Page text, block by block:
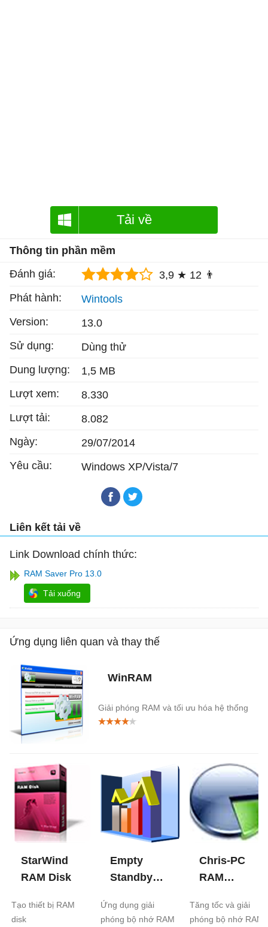
Tải về
Thông tin phần mềm
Đánh giá:
3,9 ★ 12 👨
Phát hành:
Wintools
Version:
13.0
Sử dụng:
Dùng thử
Dung lượng:
1,5 MB
Lượt xem:
8.330
Lượt tải:
8.082
Ngày:
29/07/2014
Yêu cầu:
Windows XP/Vista/7
Liên kết tải về
Link Download chính thức:
RAM Saver Pro 13.0
Tải xuống
Ứng dụng liên quan và thay thế
WinRAM
Giải phóng RAM và tối ưu hóa hệ thống
StarWind
RAM Disk
Tạo thiết bị RAM
disk
Empty
Standby
Ứng dụng giải
phóng bộ nhớ RAM
Chris-PC
RAM
Tăng tốc và giải
phóng bộ nhớ RAM